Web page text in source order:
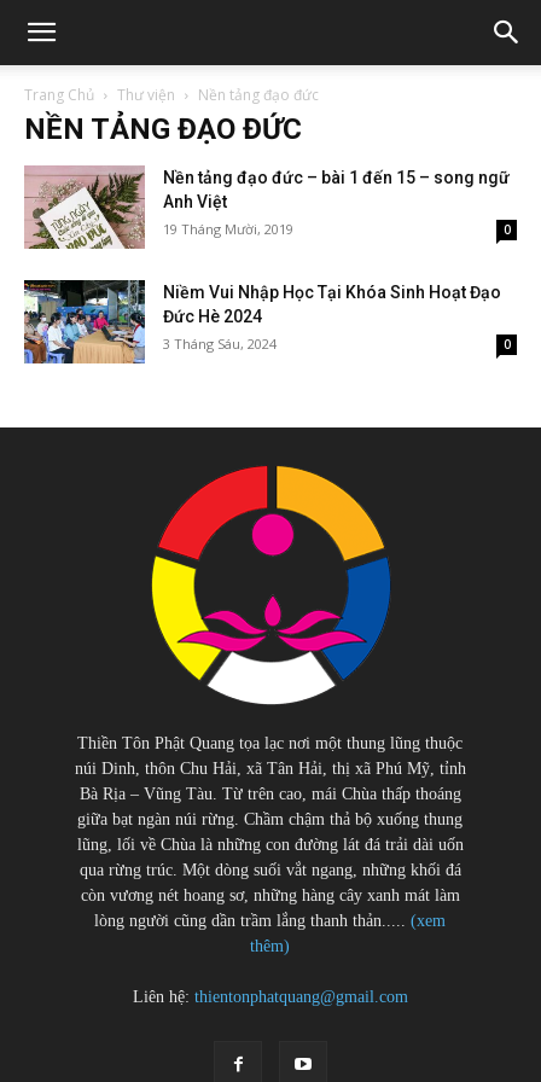
Trang Chủ Thư viện Nền tảng đạo đức
NỀN TẢNG ĐẠO ĐỨC
Nền tảng đạo đức – bài 1 đến 15 – song ngữ
Anh Việt
19 Tháng Mười, 2019 0
Niềm Vui Nhập Học Tại Khóa Sinh Hoạt Đạo
Đức Hè 2024
3 Tháng Sáu, 2024 0
Thiền Tôn Phật Quang tọa lạc nơi một thung lũng thuộc
núi Dinh, thôn Chu Hải, xã Tân Hải, thị xã Phú Mỹ, tỉnh
Bà Rịa – Vũng Tàu. Từ trên cao, mái Chùa thấp thoáng
giữa bạt ngàn núi rừng. Chầm chậm thả bộ xuống thung
lũng, lối về Chùa là những con đường lát đá trải dài uốn
qua rừng trúc. Một dòng suối vắt ngang, những khối đá
còn vương nét hoang sơ, những hàng cây xanh mát làm
lòng người cũng dần trầm lắng thanh thản.....(xem
thêm)
Liên hệ: thientonphatquang@gmail.com